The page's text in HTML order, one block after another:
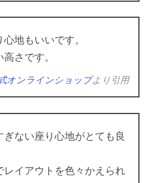
地もいいです。
さです。
オンラインショップより引用
ない座り心地がとても良
レイアウトを色々かえられ